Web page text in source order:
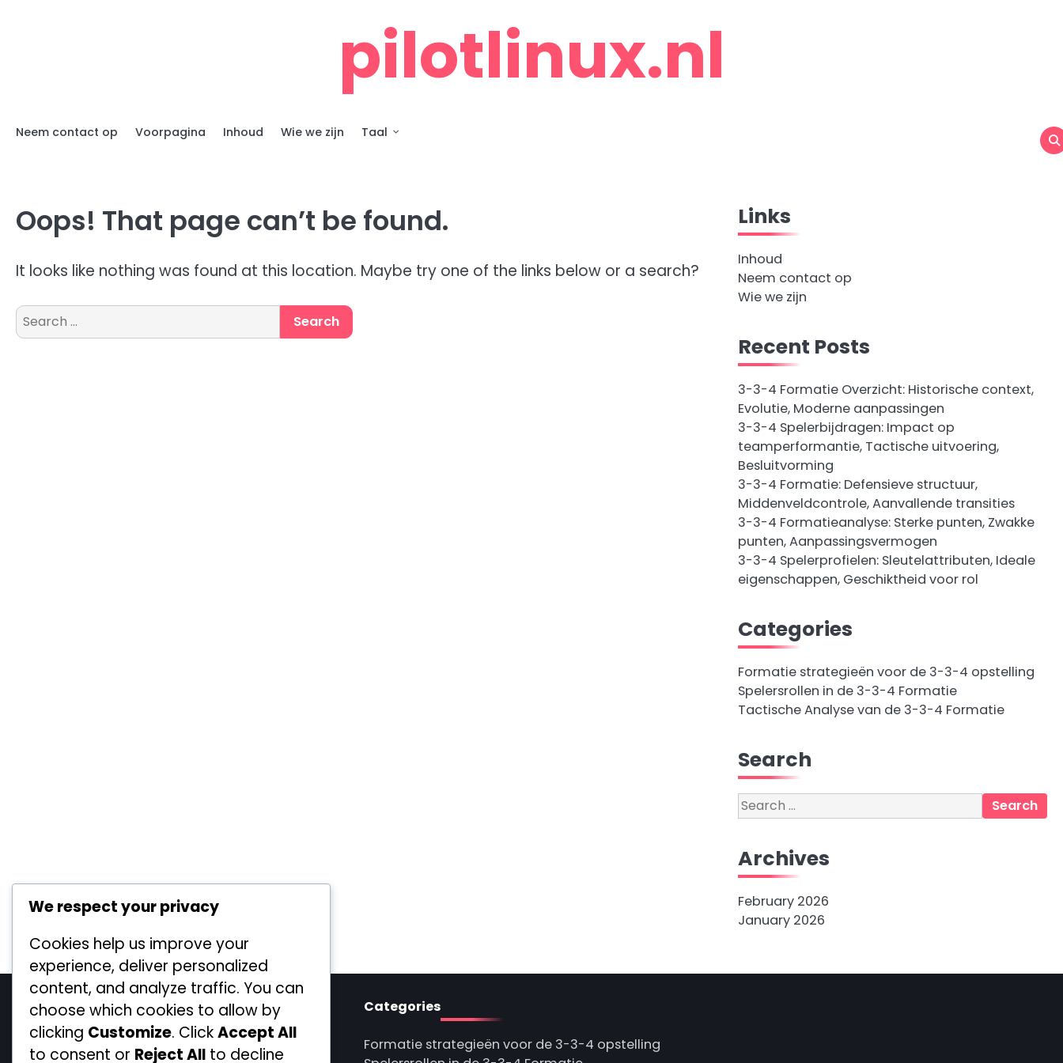
pilotlinux.nl
Neem contact op Voorpagina Inhoud Wie we zijn Taal
Oops! That page can’t be found.
It looks like nothing was found at this location. Maybe try one of the links below or a search?
Search
for:
Links
Inhoud
Neem contact op
Wie we zijn
Recent Posts
3-3-4 Formatie Overzicht: Historische context,
Evolutie, Moderne aanpassingen
3-3-4 Spelerbijdragen: Impact op
teamperformantie, Tactische uitvoering,
Besluitvorming
3-3-4 Formatie: Defensieve structuur,
Middenveldcontrole, Aanvallende transities
3-3-4 Formatieanalyse: Sterke punten, Zwakke
punten, Aanpassingsvermogen
3-3-4 Spelerprofielen: Sleutelattributen, Ideale
eigenschappen, Geschiktheid voor rol
Categories
Formatie strategieën voor de 3-3-4 opstelling
Spelersrollen in de 3-3-4 Formatie
Tactische Analyse van de 3-3-4 Formatie
Search
Search
for:
Archives
February 2026
January 2026
Legal
Cookiebeleid
Categories
Formatie strategieën voor de 3-3-4 opstelling
We respect your privacy
Cookies help us improve your
experience, deliver personalized
content, and analyze traffic. You can
choose which cookies to allow by
clicking Customize. ClickAccept All
to consent or Reject All to decline